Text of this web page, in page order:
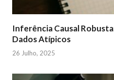
Inferência Causal
Dados Atípicos
26 Julho, 2025